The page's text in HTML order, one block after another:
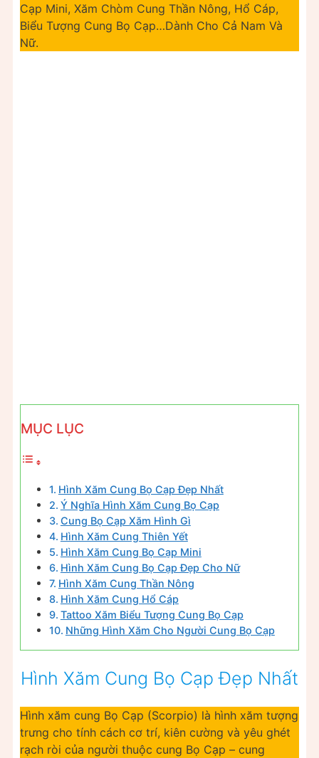
Cạp Mini, Xăm Chòm Cung Thần Nông, Hổ Cáp,
Biểu Tượng Cung Bọ Cạp…Dành Cho Cả Nam Và
Nữ.
MỤC LỤC
Hình Xăm Cung Bọ Cạp Đẹp Nhất
Ý Nghĩa Hình Xăm Cung Bọ Cạp
Cung Bọ Cạp Xăm Hình Gì
Hình Xăm Cung Thiên Yết
Hình Xăm Cung Bọ Cạp Mini
Hình Xăm Cung Bọ Cạp Đẹp Cho Nữ
Hình Xăm Cung Thần Nông
Hình Xăm Cung Hổ Cáp
Tattoo Xăm Biểu Tượng Cung Bọ Cạp
Những Hình Xăm Cho Người Cung Bọ Cạp
Hình Xăm Cung Bọ Cạp Đẹp Nhất
Hình xăm cung Bọ Cạp (Scorpio) là hình xăm tượng
trưng cho tính cách cơ trí, kiên cường và yêu ghét
rạch ròi của người thuộc cung Bọ Cạp – cung